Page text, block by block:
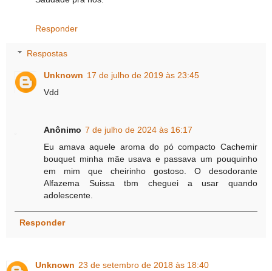
Responder
Respostas
Unknown 17 de julho de 2019 às 23:45
Vdd
Anônimo 7 de julho de 2024 às 16:17
Eu amava aquele aroma do pó compacto Cachemir
bouquet minha mãe usava e passava um pouquinho
em mim que cheirinho gostoso. O desodorante
Alfazema Suissa tbm cheguei a usar quando
adolescente.
Responder
Unknown 23 de setembro de 2018 às 18:40